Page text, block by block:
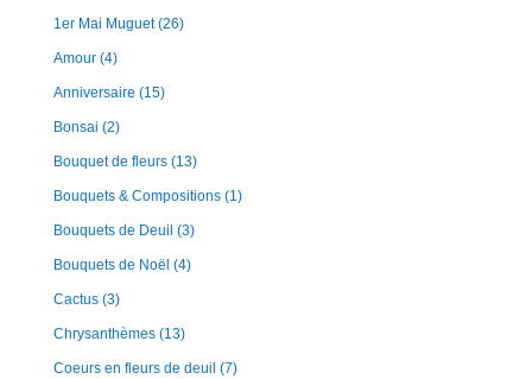
1er Mai Muguet (26)
Amour (4)
Anniversaire (15)
Bonsai (2)
Bouquet de fleurs (13)
Bouquets & Compositions (1)
Bouquets de Deuil (3)
Bouquets de Noël (4)
Cactus (3)
Chrysanthèmes (13)
Coeurs en fleurs de deuil (7)